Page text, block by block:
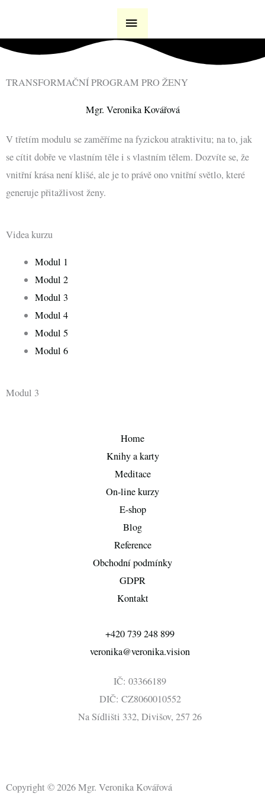
obsah
HLAVNÍ
MENU
TRANSFORMAČNÍ PROGRAM PRO ŽENY
Mgr. Veronika Kovářová
V třetím modulu se zaměříme na fyzickou atraktivitu; na to, jak
se cítit dobře ve vlastním těle i s vlastním tělem. Dozvíte se, že
vnitřní krása není klišé, ale je to právě ono vnitřní světlo, které
generuje přitažlivost ženy.
Videa kurzu
Menu Modul 1
Modul 2
Modul 3
Modul 4
Modul 5
Modul 6
Modul 3
+420 739 248 899
veronika@veronika.vision
IČ: 03366189
DIČ: CZ8060010552
Na Sídlišti 332, Divišov, 257 26
i n a
Home
Knihy a karty
Meditace
On-line kurzy
E-shop
Blog
Reference
Obchodní podmínky
GDPR
Kontakt
Copyright © 2026 Mgr. Veronika Kovářová